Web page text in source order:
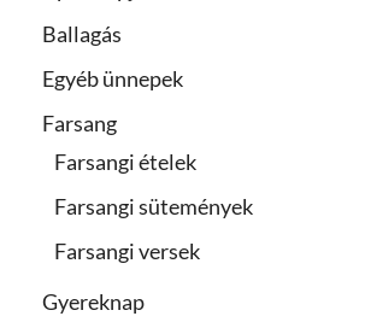
Ballagás
Egyéb ünnepek
Farsang
Farsangi ételek
Farsangi sütemények
Farsangi versek
Gyereknap